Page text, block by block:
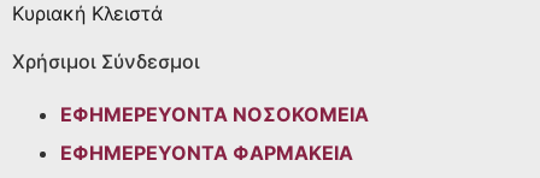
Κυριακή Κλειστά
Χρήσιμοι Σύνδεσμοι
ΕΦΗΜΕΡΕΥΟΝΤΑ ΝΟΣΟΚΟΜΕΙΑ
ΕΦΗΜΕΡΕΥΟΝΤΑ ΦΑΡΜΑΚΕΙΑ